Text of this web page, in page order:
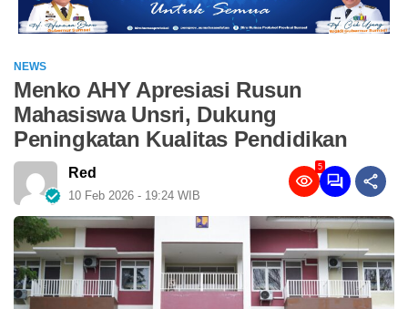
NEWS
Menko AHY Apresiasi Rusun
Mahasiswa Unsri, Dukung
Peningkatan Kualitas Pendidikan
Red
10 Feb 2026 - 19:24 WIB
5